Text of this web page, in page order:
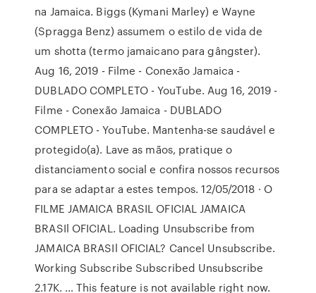
na Jamaica. Biggs (Kymani Marley) e Wayne
(Spragga Benz) assumem o estilo de vida de
um shotta (termo jamaicano para gângster).
Aug 16, 2019 - Filme - Conexão Jamaica -
DUBLADO COMPLETO - YouTube. Aug 16, 2019 -
Filme - Conexão Jamaica - DUBLADO
COMPLETO - YouTube. Mantenha-se saudável e
protegido(a). Lave as mãos, pratique o
distanciamento social e confira nossos recursos
para se adaptar a estes tempos. 12/05/2018 · O
FILME JAMAICA BRASIL OFICIAL JAMAICA
BRASIl OFICIAL. Loading Unsubscribe from
JAMAICA BRASIl OFICIAL? Cancel Unsubscribe.
Working Subscribe Subscribed Unsubscribe
2.17K. … This feature is not available right now.